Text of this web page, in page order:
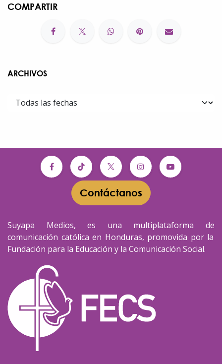
COMPARTIR
ARCHIVOS
Contáctanos​​
Suyapa Medios, es una multiplataforma de
comunicación católica en Honduras, promovida por la
Fundación para la Educación y la Comunicación Social.